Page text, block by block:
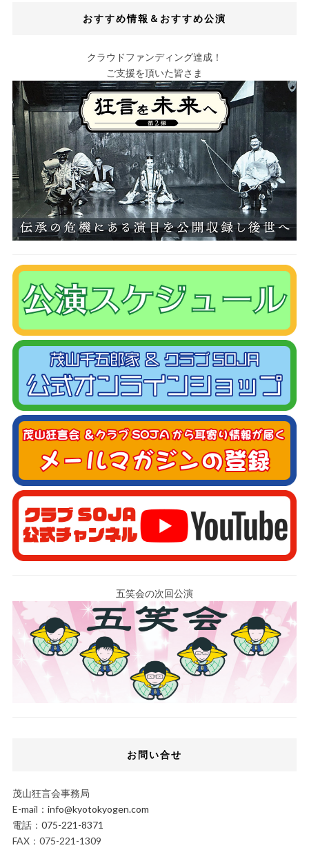
おすすめ情報＆おすすめ公演
クラウドファンディング達成！
ご支援を頂いた皆さま
五笑会の次回公演
お問い合せ
茂山狂言会事務局
E-mail： info@kyotokyogen.com
電話： 075-221-8371
FAX：075-221-1309